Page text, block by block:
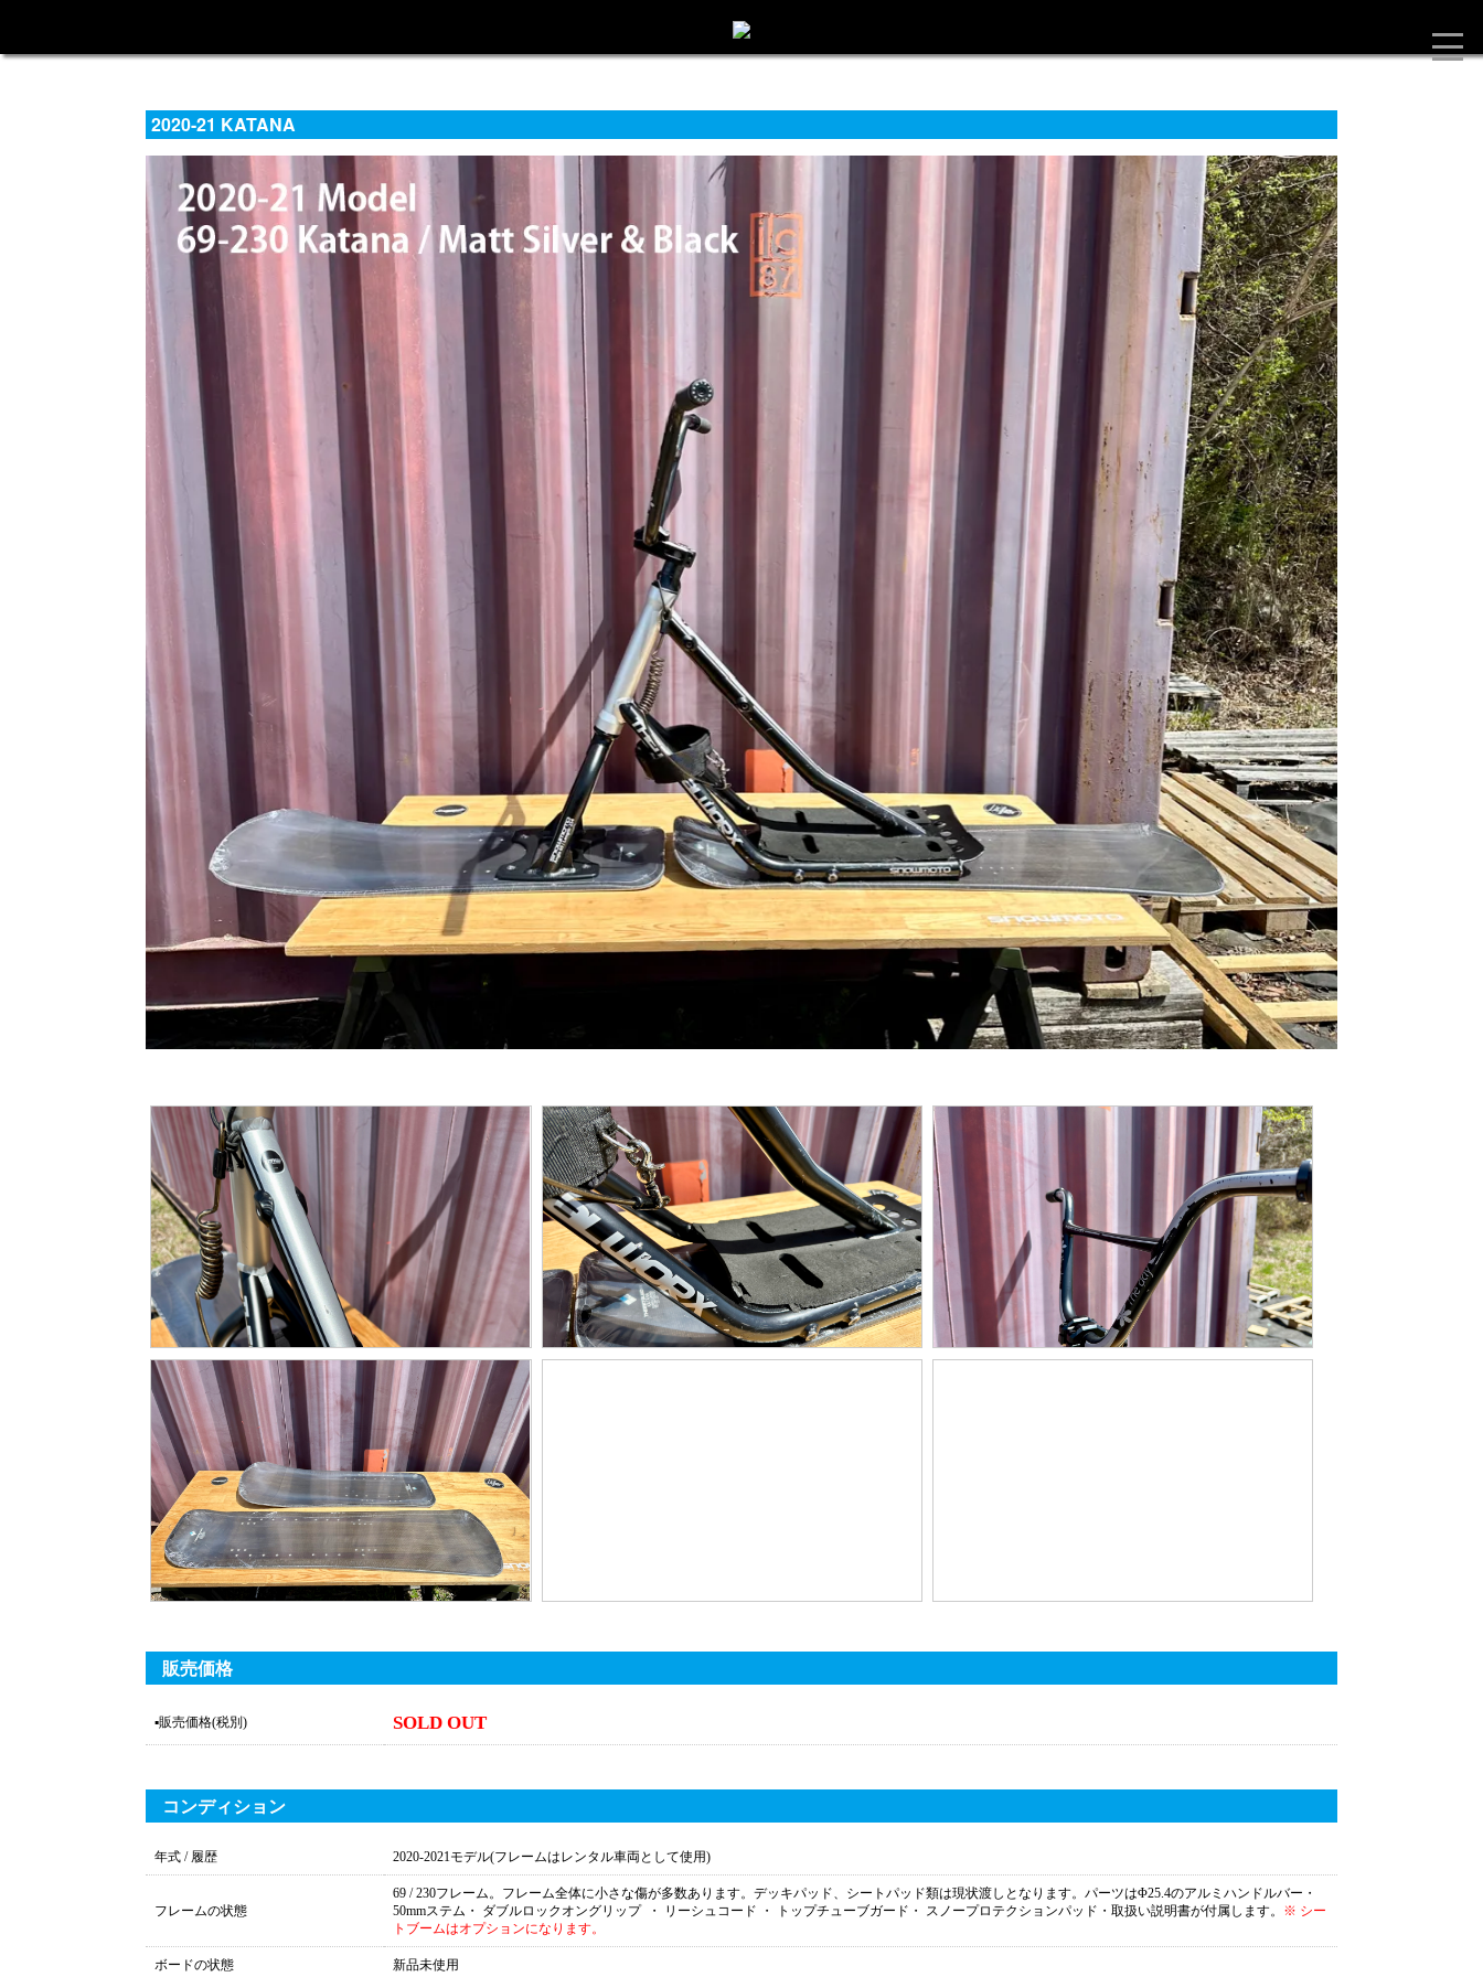
2020-21 KATANA
販売価格
▪販売価格(税別) SOLD OUT
コンディション
年式 / 履歴 2020-2021モデル(フレームはレンタル車両として使用)
フレームの状態
69 / 230フレーム。フレーム全体に小さな傷が多数あります。デッキパッド、シートパッド類は現状渡しとなります。パーツはΦ25.4のアルミハンドルバー・
50mmステム・ ダブルロックオングリップ ・ リーシュコード ・ トップチューブガード・ スノープロテクションパッド・取扱い説明書が付属します。 ※ シー
トブームはオプションになります。
ボードの状態 新品未使用